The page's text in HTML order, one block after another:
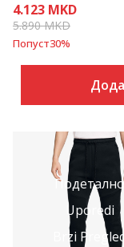
4.123 MKD
5.890MKD
Попуст30%
Подетално
Uporedi
Brzi Pregled